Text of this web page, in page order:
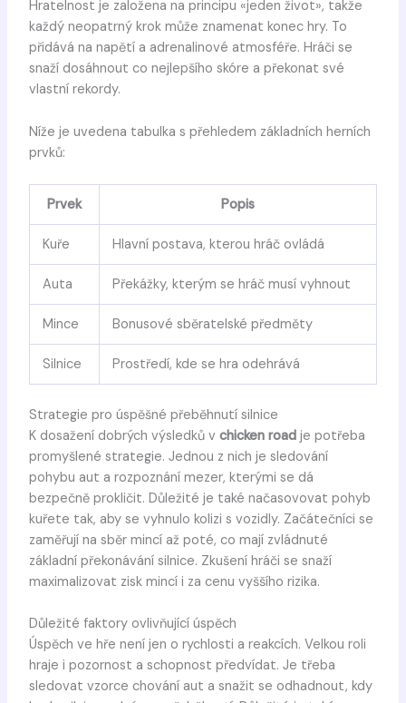
Hratelnost je založena na principu «jeden život», takže
každý neopatrný krok může znamenat konec hry. To
přidává na napětí a adrenalinové atmosféře. Hráči se
snaží dosáhnout co nejlepšího skóre a překonat své
vlastní rekordy.
Níže je uvedena tabulka s přehledem základních herních
prvků:
Prvek Popis
Kuře Hlavní postava, kterou hráč ovládá
Auta Překážky, kterým se hráč musí vyhnout
Mince Bonusové sběratelské předměty
Silnice Prostředí, kde se hra odehrává
Strategie pro úspěšné přeběhnutí silnice
K dosažení dobrých výsledků v chicken roadje potřeba
promyšlené strategie. Jednou z nich je sledování
pohybu aut a rozpoznání mezer, kterými se dá
bezpečně prokličit. Důležité je také načasovovat pohyb
kuřete tak, aby se vyhnulo kolizi s vozidly. Začátečníci se
zaměřují na sběr mincí až poté, co mají zvládnuté
základní překonávání silnice. Zkušení hráči se snaží
maximalizovat zisk mincí i za cenu vyššího rizika.
Důležité faktory ovlivňující úspěch
Úspěch ve hře není jen o rychlosti a reakcích. Velkou roli
hraje i pozornost a schopnost předvídat. Je třeba
sledovat vzorce chování aut a snažit se odhadnout, kdy